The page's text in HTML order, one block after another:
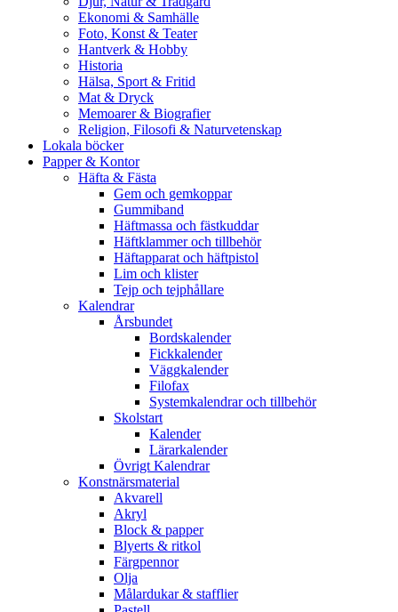
Ekonomi & Samhälle
Foto, Konst & Teater
Hantverk & Hobby
Historia
Hälsa, Sport & Fritid
Mat & Dryck
Memoarer & Biografier
Religion, Filosofi & Naturvetenskap
Lokala böcker
Papper & Kontor
Häfta & Fästa
Gem och gemkoppar
Gummiband
Häftmassa och fästkuddar
Häftklammer och tillbehör
Häftapparat och häftpistol
Lim och klister
Tejp och tejphållare
Kalendrar
Årsbundet
Bordskalender
Fickkalender
Väggkalender
Filofax
Systemkalendrar och tillbehör
Skolstart
Kalender
Lärarkalender
Övrigt Kalendrar
Konstnärsmaterial
Akvarell
Akryl
Block & papper
Blyerts & ritkol
Färgpennor
Olja
Målardukar & stafflier